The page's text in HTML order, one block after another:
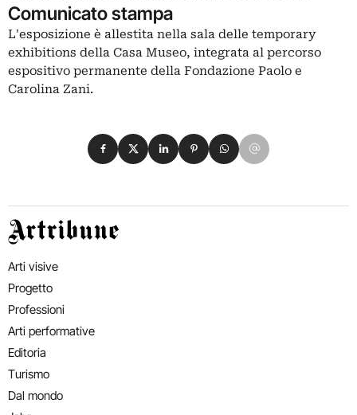
Comunicato stampa
L'esposizione è allestita nella sala delle temporary
exhibitions della Casa Museo, integrata al percorso
espositivo permanente della Fondazione Paolo e
Carolina Zani.
Condividi su Facebook
Condividi su X
Condividi su LinkedIn
Condividi su Pinterest
Condividi su WhatsApp
Condividi su Email
Artribune
Arti visive
Progetto
Professioni
Arti performative
Editoria
Turismo
Dal mondo